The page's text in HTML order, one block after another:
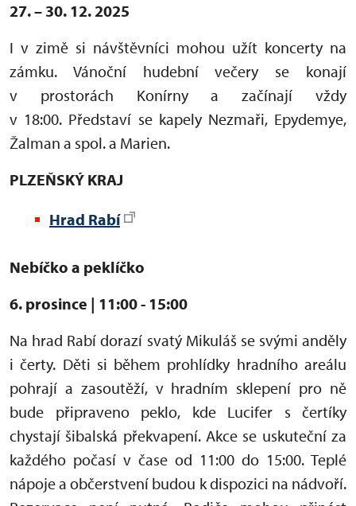
27. – 30. 12. 2025
I v zimě si návštěvníci mohou užít koncerty na
zámku. Vánoční hudební večery se konají
v prostorách Konírny a začínají vždy
v 18:00. Představí se kapely Nezmaři, Epydemye,
Žalman a spol. a Marien.
PLZEŇSKÝ KRAJ
Hrad Rabí
Nebíčko a peklíčko
6. prosince | 11:00 - 15:00
Na hrad Rabí dorazí svatý Mikuláš se svými anděly
i čerty. Děti si během prohlídky hradního areálu
pohrají a zasoutěží, v hradním sklepení pro ně
bude připraveno peklo, kde Lucifer s čertíky
chystají šibalská překvapení. Akce se uskuteční za
každého počasí v čase od 11:00 do 15:00. Teplé
nápoje a občerstvení budou k dispozici na nádvoří.